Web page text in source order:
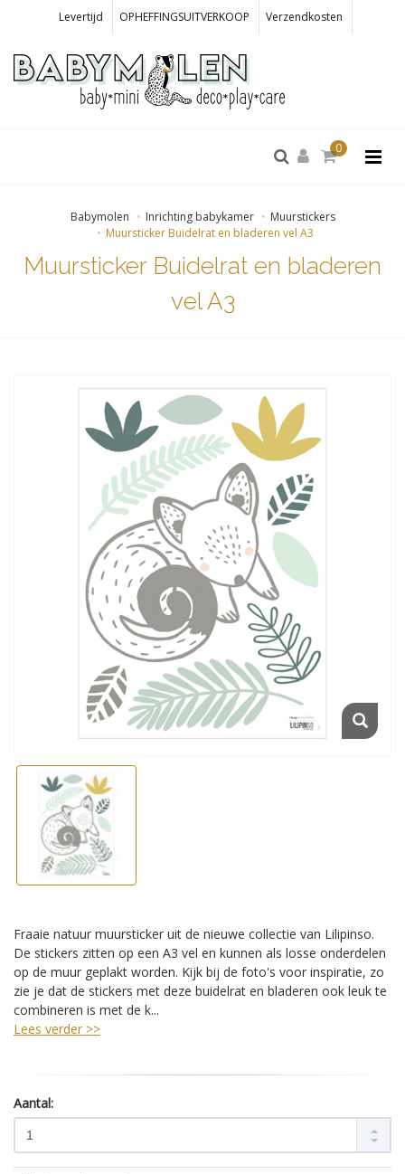
Levertijd OPHEFFINGSUITVERKOOP Verzendkosten
0
Babymolen Inrichting babykamer
Muurstickers
Muursticker Buidelrat en bladeren vel A3
Muursticker Buidelrat en bladeren
vel A3
Fraaie natuur muursticker uit de nieuwe collectie van Lilipinso.
De stickers zitten op een A3 vel en kunnen als losse onderdelen
op de muur geplakt worden. Kijk bij de foto's voor inspiratie, zo
zie je dat de stickers met deze buidelrat en bladeren ook leuk te
combineren is met de k...
Lees verder >>
Aantal: